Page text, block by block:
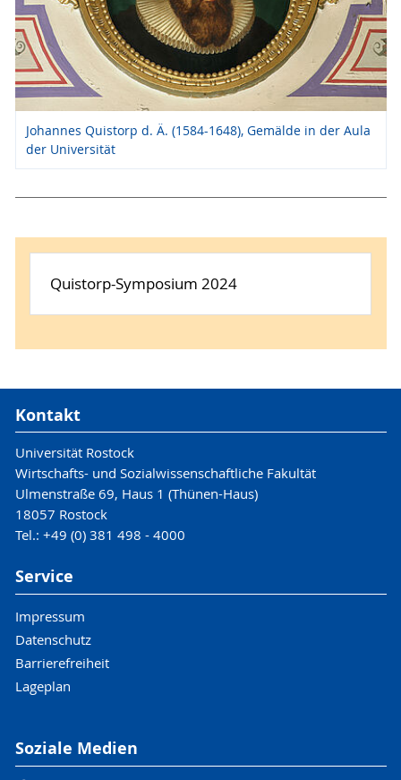
Johannes Quistorp d. Ä. (1584-1648), Gemälde in der Aula
der Universität
Quistorp-Symposium 2024
Kontakt
Universität Rostock
Wirtschafts- und Sozialwissenschaftliche Fakultät
Ulmenstraße 69, Haus 1 (Thünen-Haus)
18057 Rostock
Tel.: +49 (0) 381 498 - 4000
Service
Impressum
Datenschutz
Barrierefreiheit
Lageplan
Soziale Medien